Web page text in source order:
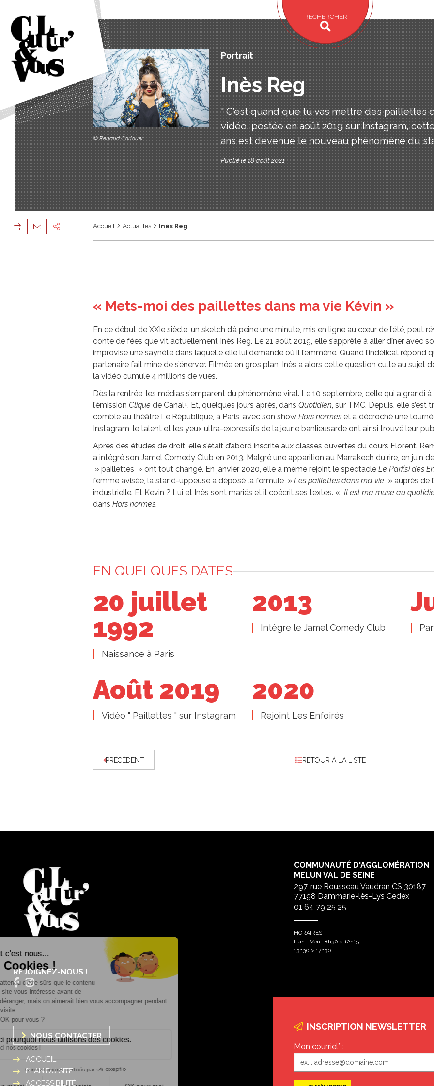
RECHERCHER
© Renaud Corlouer
Portrait
Inès Reg
" C’est quand que tu vas mettre des paillettes
vidéo, postée en août 2019 sur Instagram,
ans est devenue le nouveau phénomène du
Publié le 18 août 2021
Accueil Actualités Inès Reg
« Mets-moi des paillettes dans ma vie Kévin »
En ce début de XXIe siècle, un sketch d’à peine une minute, mis en ligne au cœur de l’été, peut
conte de fées que vit actuellement Inès Reg. Le 21 août 2019, elle s’apprête à aller dîner avec
improvise une saynète dans laquelle elle lui demande où il l’emmène. Quand l’indélicat répond
partenaire fait mine de s’énerver. Filmée en gros plan, Inès a alors cette question culte au sujet
la vidéo cumule 4 millions de vues.
Dès la rentrée, les médias s’emparent du phénomène viral. Le 10 septembre, celle qui a grandi
l’émission Clique de Canal+. Et, quelques jours après, dans Quotidien , sur TMC. Depuis, elle
comble au théâtre Le République, à Paris, avec son show Hors normes et a décroché une
Instagram, le talent et les yeux ultra-expressifs de la jeune banlieusarde ont ainsi trouvé leur
Après des études de droit, elle s’était d’abord inscrite aux classes ouvertes du cours Florent.
a intégré son Jamel Comedy Club en 2013. Malgré une apparition au Marrakech du rire, en juin
» paillettes » ont tout changé. En janvier 2020, elle a même rejoint le spectacle Le Pari(s) des
femme avisée, la stand-uppeuse a déposé la formule » Les paillettes dans ma vie » auprès de
industrielle. Et Kevin ? Lui et Inès sont mariés et il coécrit ses textes. « Il est ma muse au
dans Hors normes.
EN QUELQUES DATES
20 juillet
1992
Naissance à Paris
2013
Intègre le Jamel Comedy Club
Août 2019
Vidéo " Paillettes " sur Instagram
2020
Rejoint Les Enfoirés
PRÉCÉDENT RETOUR À LA LISTE
REJOIGNEZ-NOUS !
COMMUNAUTÉ D'AGGLOMÉRATION
MELUN VAL DE SEINE
297, rue Rousseau Vaudran CS 30187
77198 Dammarie-lès-Lys Cedex
01 64 79 25 25
HORAIRES
Lun - Ven : 8h30 > 12h15
13h30 > 17h30
NOUS CONTACTER
ACCUEIL
PLAN DU SITE
ACCESSIBILITÉ
INSCRIPTION NEWSLETTER
Mon courriel* :